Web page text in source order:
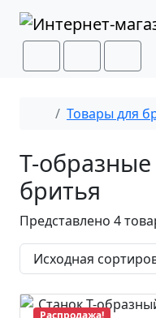
Перейти к содержимому
Перейти к футеру
SearchCart Menu
Главная
Товары для
Т-образные
бритья
Представлено 4
Распродажа!